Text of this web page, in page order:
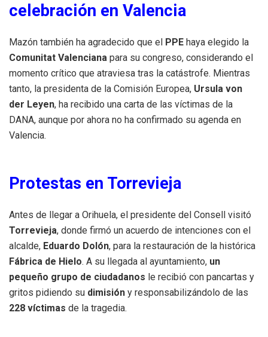
celebración en Valencia
Mazón también ha agradecido que el PPE haya elegido la
Comunitat Valenciana para su congreso, considerando el
momento crítico que atraviesa tras la catástrofe. Mientras
tanto, la presidenta de la Comisión Europea, Ursula von
der Leyen, ha recibido una carta de las víctimas de la
DANA, aunque por ahora no ha confirmado su agenda en
Valencia.
Protestas en Torrevieja
Antes de llegar a Orihuela, el presidente del Consell visitó
Torrevieja, donde firmó un acuerdo de intenciones con el
alcalde, Eduardo Dolón, para la restauración de la histórica
Fábrica de Hielo. A su llegada al ayuntamiento, un
pequeño grupo de ciudadanos le recibió con pancartas y
gritos pidiendo su dimisión y responsabilizándolo de las
228 víctimas de la tragedia.